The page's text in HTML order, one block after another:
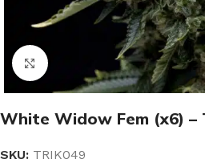
Clic para ampliar
White Widow Fem (x6) –
SKU: TRIK049